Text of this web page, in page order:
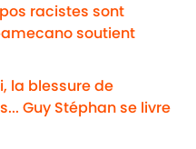
racistes sont
soutient
la blessure de
Guy Stéphan se livre